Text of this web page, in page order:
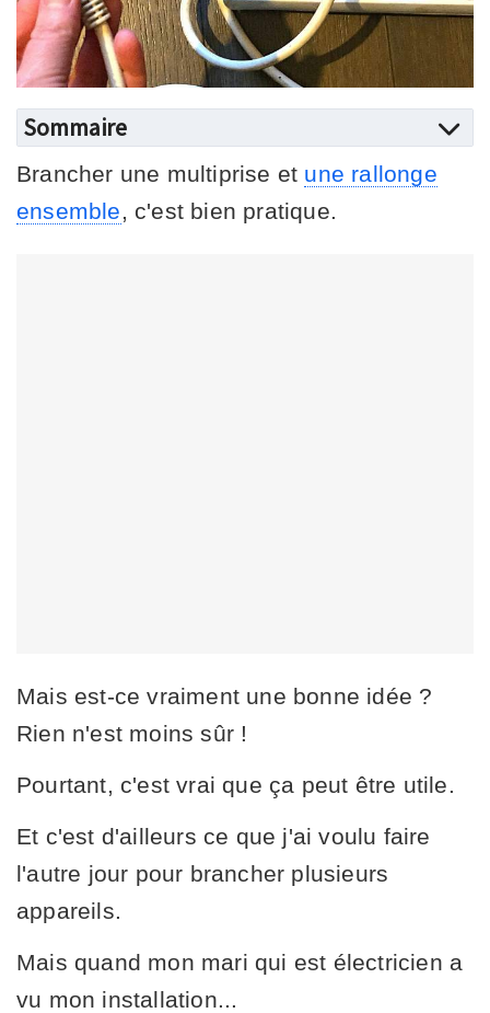
Sommaire
Brancher une multiprise et une rallonge
ensemble , c'est bien pratique.
Mais est-ce vraiment une bonne idée ?
Rien n'est moins sûr !
Pourtant, c'est vrai que ça peut être utile.
Et c'est d'ailleurs ce que j'ai voulu faire
l'autre jour pour brancher plusieurs
appareils.
Mais quand mon mari qui est électricien a
vu mon installation...